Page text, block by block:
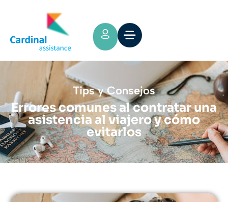
Tips y Consejos
Errores comunes al contratar una
asistencia al viajero y cómo
evitarlos